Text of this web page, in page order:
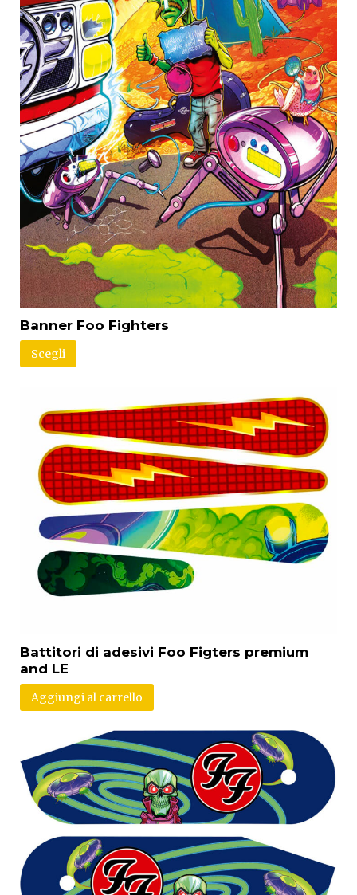
Banner Foo Fighters
Scegli
Battitori di adesivi Foo Figters premium
and LE
Aggiungi al carrello